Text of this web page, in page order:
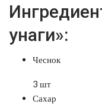
унаги»:
Чеснок
3 шт
Сахар